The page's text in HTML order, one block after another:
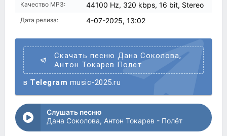
Качество MP3: 44100 Hz, 320 kbps, 16 bit, Stereo
Дата релиза: 4-07-2025, 13:02
Скачать песню Дана Соколова,
Антон Токарев Полёт
в Telegram music-2025.ru
Слушать песню
Дана Соколова, Антон Токарев - Полёт